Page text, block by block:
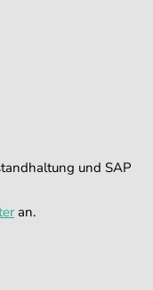
und SAP
an.